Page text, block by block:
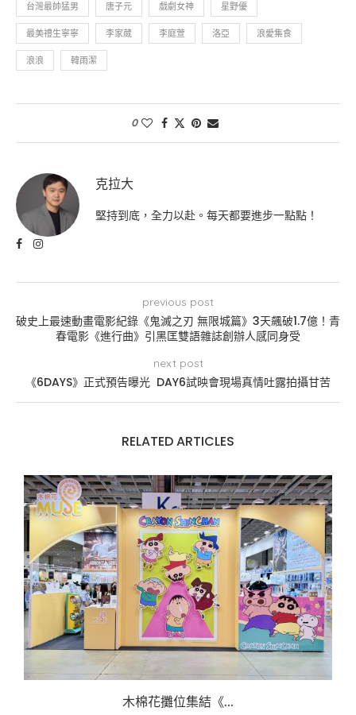
台灣最帥猛男 唐子元 戲劇女神 星野優
最美禮生寧寧 李家葳 李庭萱 洛亞 浪愛集食
浪浪 韓雨潔
0
克拉大
堅持到底，全力以赴。每天都要進步一點點！
previous post
破史上最速動畫電影紀錄《鬼滅之刃 無限城篇》3天飆破1.7億！青
春電影《進行曲》引黑匡雙語雜誌創辦人感同身受
next post
《6DAYS》正式預告曝光 DAY6試映會現場真情吐露拍攝甘苦
RELATED ARTICLES
木棉花攤位集結《...